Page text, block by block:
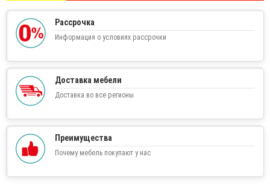
Рассрочка
Информация о условиях рассрочки
Доставка мебели
Доставка во все регионы
Преимущества
Почему мебель покупают у нас